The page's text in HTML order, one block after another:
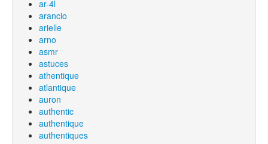
ar-4l
arancio
arielle
arno
asmr
astuces
athentique
atlantique
auron
authentic
authentique
authentiques